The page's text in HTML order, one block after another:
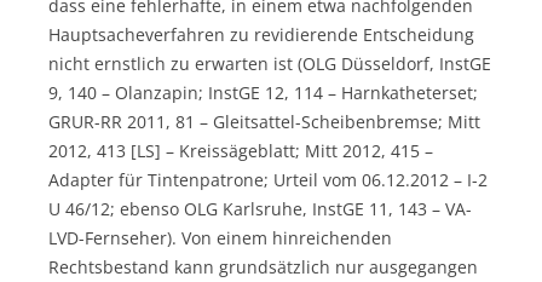
dass eine fehlerhafte, in einem etwa nachfolgenden
Hauptsacheverfahren zu revidierende Entscheidung
nicht ernstlich zu erwarten ist (OLG Düsseldorf, InstGE
9, 140 – Olanzapin; InstGE 12, 114 – Harnkatheterset;
GRUR-RR 2011, 81 – Gleitsattel-Scheibenbremse; Mitt
2012, 413 [LS] – Kreissägeblatt; Mitt 2012, 415 –
Adapter für Tintenpatrone; Urteil vom 06.12.2012 – I-2
U 46/12; ebenso OLG Karlsruhe, InstGE 11, 143 – VA-
LVD-Fernseher). Von einem hinreichenden
Rechtsbestand kann grundsätzlich nur ausgegangen